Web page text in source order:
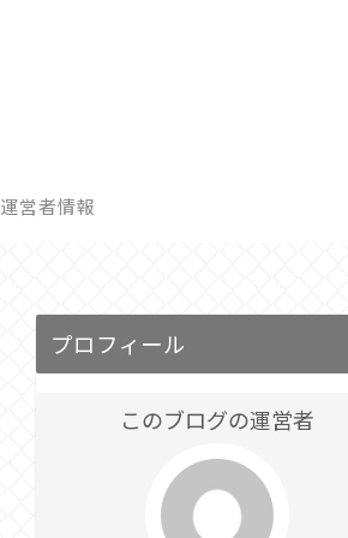
運営者情報
プロフィール
このブログの運営者